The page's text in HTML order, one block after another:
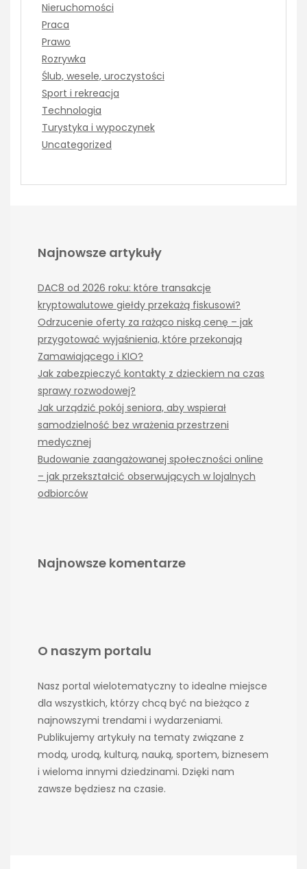
Nieruchomości
Praca
Prawo
Rozrywka
Ślub, wesele, uroczystości
Sport i rekreacja
Technologia
Turystyka i wypoczynek
Uncategorized
Najnowsze artykuły
DAC8 od 2026 roku: które transakcje
kryptowalutowe giełdy przekażą fiskusowi?
Odrzucenie oferty za rażąco niską cenę – jak
przygotować wyjaśnienia, które przekonają
Zamawiającego i KIO?
Jak zabezpieczyć kontakty z dzieckiem na czas
sprawy rozwodowej?
Jak urządzić pokój seniora, aby wspierał
samodzielność bez wrażenia przestrzeni
medycznej
Budowanie zaangażowanej społeczności online
– jak przekształcić obserwujących w lojalnych
odbiorców
Najnowsze komentarze
O naszym portalu
Nasz portal wielotematyczny to idealne miejsce
dla wszystkich, którzy chcą być na bieżąco z
najnowszymi trendami i wydarzeniami.
Publikujemy artykuły na tematy związane z
modą, urodą, kulturą, nauką, sportem, biznesem
i wieloma innymi dziedzinami. Dzięki nam
zawsze będziesz na czasie.